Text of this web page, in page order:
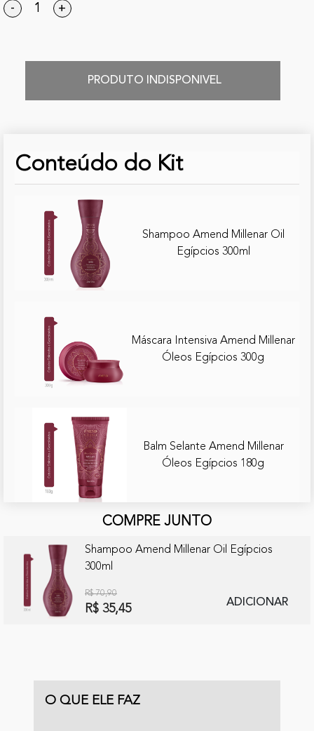
- +
PRODUTO INDISPONIVEL
Conteúdo do Kit
Shampoo Amend Millenar Oil
Egípcios 300ml
Máscara Intensiva Amend Millenar
Óleos Egípcios 300g
Balm Selante Amend Millenar
Óleos Egípcios 180g
COMPRE JUNTO
Shampoo Amend Millenar Oil Egípcios
300ml
R$ 70,90
R$ 35,45 ADICIONAR
O QUE ELE FAZ